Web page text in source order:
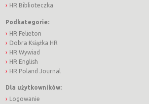
HR Biblioteczka
Podkategorie:
HR Felieton
Dobra Książka HR
HR Wywiad
HR English
HR Poland Journal
Dla użytkowników:
Logowanie